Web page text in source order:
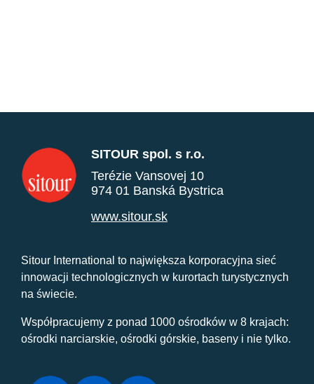
SITOUR spol. s r.o.
Terézie Vansovej 10
974 01 Banská Bystrica
www.sitour.sk
Sitour International to największa korporacyjna sieć
innowacji technologicznych w kurortach turystycznych
na świecie.
Współpracujemy z ponad 1000 ośrodków w 8 krajach:
ośrodki narciarskie, ośrodki górskie, baseny i nie tylko.